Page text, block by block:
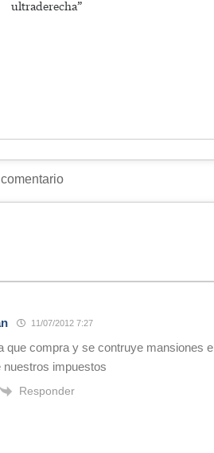
ultraderecha”
11/07/2012 7:27
que compra y se contruye mansiones
nuestros impuestos
Responder